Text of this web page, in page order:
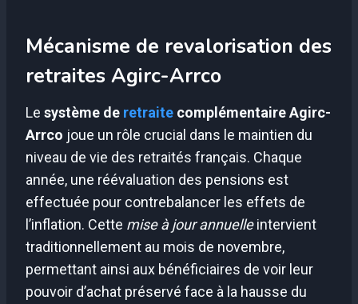
Mécanisme de revalorisation des
retraites Agirc-Arrco
Le système de retraite complémentaire Agirc-
Arrco joue un rôle crucial dans le maintien du
niveau de vie des retraités français. Chaque
année, une réévaluation des pensions est
effectuée pour contrebalancer les effets de
l’inflation. Cette mise à jour annuelleintervient
traditionnellement au mois de novembre,
permettant ainsi aux bénéficiaires de voir leur
pouvoir d’achat préservé face à la hausse du